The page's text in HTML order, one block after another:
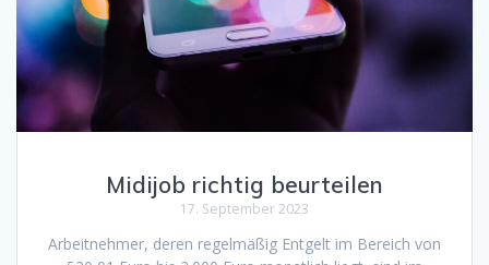
Midijob richtig beurteilen
17. September 2023
Arbeitnehmer, deren regelmäßig Entgelt im Bereich von